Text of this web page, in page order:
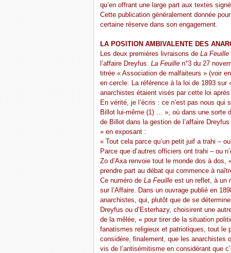
qu’en offrant une large part aux textes
Cette publication généralement donnée
certaine réserve dans son engagement.
LA POSITION AMBIVALENTE DES
Les deux premières livraisons de La Feuille
l’affaire Dreyfus. La Feuille n°3 du 27
titrée « Association de malfaiteurs » (voir
en cercle. La référence à la loi de 1893
anarchistes étaient visés par cette loi
En vérité, je l’écris : ce n’est pas nous
Billot lui-même (1) … », où dans une sorte
de Billot dans la gestion de l’affaire
» en exposant :
« Tout cela parce qu’un petit juif a trahi –
Parce que d’autres officiers ont trahi – ou
Zo d’Axa renvoie tout le monde dos à
prendre part au débat qui commence à
Ce numéro de La Feuille est un reflet, à un
sur l’Affaire. Dans un ouvrage publié en
anarchistes, qui, plutôt que de se
Dreyfus ou d’Esterhazy, choisirent une
de la mêlée, « pour tirer de la situation
fanatismes religieux et patriotiques, tout le
considère, finalement, que les anarchistes
vis de l’antisémitisme en considérant que